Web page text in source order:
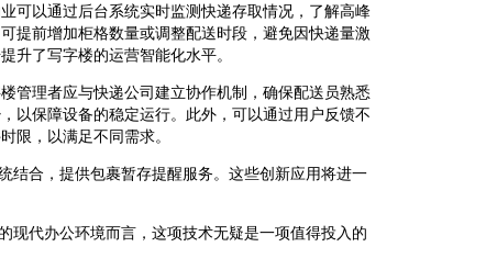
可以通过后台系统实时监测快递存取情况，了解高峰
提前增加柜格数量或调整配送时段，避免因快递量激
升了写字楼的运营智能化水平。
管理者应与快递公司建立协作机制，确保配送员熟悉
以保障设备的稳定运行。此外，可以通过用户反馈不
限，以满足不同需求。
结合，提供包裹暂存提醒服务。这些创新应用将进一
现代办公环境而言，这项技术无疑是一项值得投入的